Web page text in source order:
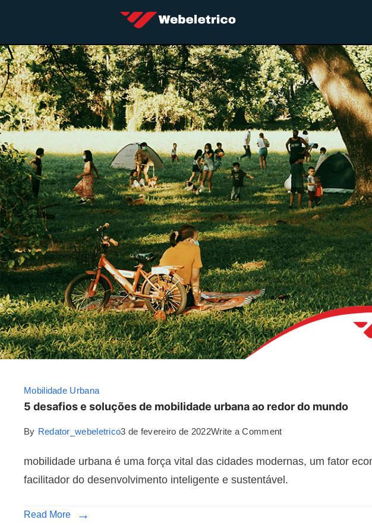
Mobilidade Urbana
5 desafios e soluções de mobilidade urbana ao redor do mundo
By Redator_webeletrico3 de fevereiro de 2022Write a Comment
mobilidade urbana é uma força vital das cidades modernas, um fator
facilitador do desenvolvimento inteligente e sustentável.
Read More